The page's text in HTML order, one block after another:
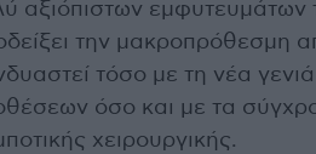
αξιόπιστων εμφυτευμάτων
την μακροπρόθεσμη
τόσο με τη νέα
όσο και με τα
χειρουργικής.